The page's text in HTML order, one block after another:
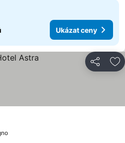
Ukázat ceny
Sdílet